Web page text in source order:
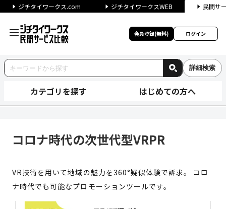
ジチタイワークス.com ジチタイワークスWEB 民間サ
会員登録(無料) ログイン
詳細検索
カテゴリを探す はじめての方へ
コロナ時代の次世代型VRPR
VR技術を用いて地域の魅力を360°疑似体験で訴求。 コロ
ナ時代でも可能なプロモーションツールです。